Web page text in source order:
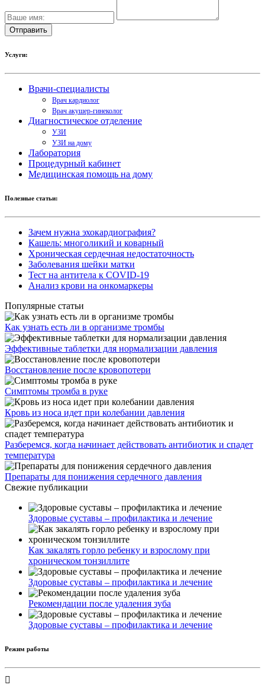
Услуги:
Врачи-специалисты
Врач кардиолог
Врач акушер-гинеколог
Диагностическое отделение
УЗИ
УЗИ на дому
Лаборатория
Процедурный кабинет
Медицинская помощь на дому
Полезные статьи:
Зачем нужна эхокардиография?
Кашель: многоликий и коварный
Хроническая сердечная недостаточность
Заболевания шейки матки
Тест на антитела к COVID-19
Анализ крови на онкомаркеры
Популярные статьи
Как узнать есть ли в организме тромбы
Эффективные таблетки для нормализации давления
Восстановление после кровопотери
Симптомы тромба в руке
Кровь из носа идет при колебании давления
Разберемся, когда начинает действовать антибиотик и спадет
температура
Препараты для понижения сердечного давления
Свежие публикации
Здоровые суставы – профилактика и лечение
Как закалять горло ребенку и взрослому при
хроническом тонзиллите
Здоровые суставы – профилактика и лечение
Рекомендации после удаления зуба
Здоровые суставы – профилактика и лечение
Режим работы